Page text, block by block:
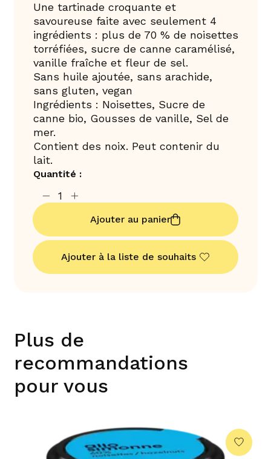
Une tartinade croquante et
savoureuse faite avec seulement 4
ingrédients : plus de 70 % de noisettes
torréfiées, sucre de canne caramélisé,
vanille fraîche et fleur de sel.
Sans huile ajoutée, sans arachide,
sans gluten, vegan
Ingrédients : Noisettes, Sucre de
canne bio, Gousses de vanille, Sel de
mer.
Contient des noix. Peut contenir du
lait.
Quantité :
Ajouter au panier
Ajouter à la liste de souhaits
Plus de
recommandations
pour vous